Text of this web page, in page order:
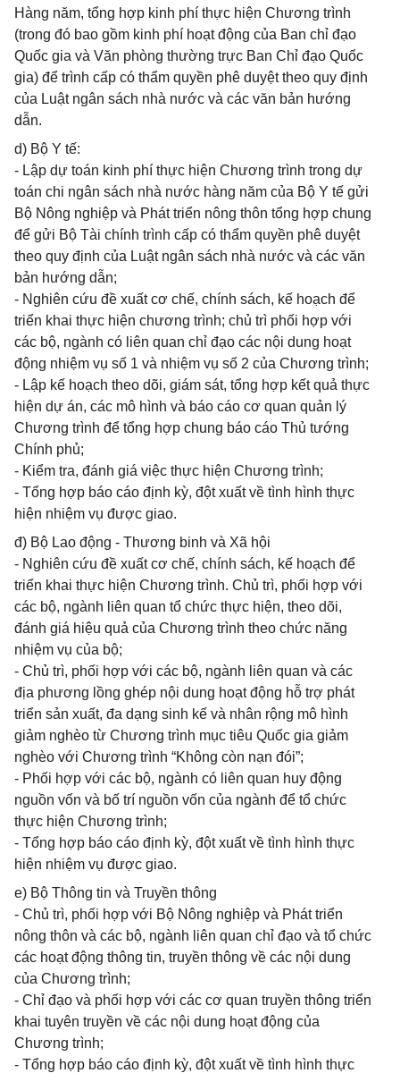
Hàng năm, tổng hợp kinh phí thực hiện Chương trình
(trong đó bao gồm kinh phí hoạt động của Ban chỉ đạo
Quốc gia và Văn phòng thường trực Ban Chỉ đạo Quốc
gia) để trình cấp có thẩm quyền phê duyệt theo quy định
của Luật ngân sách nhà nước và các văn bản hướng
dẫn.
d) Bộ Y tế:
- Lập dự toán kinh phí thực hiện Chương trình trong dự
toán chi ngân sách nhà nước hàng năm của Bộ Y tế gửi
Bộ Nông nghiệp và Phát triển nông thôn tổng hợp chung
để gửi Bộ Tài chính trình cấp có thẩm quyền phê duyệt
theo quy định của Luật ngân sách nhà nước và các văn
bản hướng dẫn;
- Nghiên cứu đề xuất cơ chế, chính sách, kế hoạch để
triển khai thực hiện chương trình; chủ trì phối hợp với
các bộ, ngành có liên quan chỉ đạo các nội dung hoạt
động nhiệm vụ số 1 và nhiệm vụ số 2 của Chương trình;
- Lập kế hoạch theo dõi, giám sát, tổng hợp kết quả thực
hiện dự án, các mô hình và báo cáo cơ quan quản lý
Chương trình để tổng hợp chung báo cáo Thủ tướng
Chính phủ;
- Kiểm tra, đánh giá việc thực hiện Chương trình;
- Tổng hợp báo cáo định kỳ, đột xuất về tình hình thực
hiện nhiệm vụ được giao.
đ) Bộ Lao động - Thương binh và Xã hội
- Nghiên cứu đề xuất cơ chế, chính sách, kế hoạch để
triển khai thực hiện Chương trình. Chủ trì, phối hợp với
các bộ, ngành liên quan tổ chức thực hiện, theo dõi,
đánh giá hiệu quả của Chương trình theo chức năng
nhiệm vụ của bộ;
- Chủ trì, phối hợp với các bộ, ngành liên quan và các
địa phương lồng ghép nội dung hoạt động hỗ trợ phát
triển sản xuất, đa dạng sinh kế và nhân rộng mô hình
giảm nghèo từ Chương trình mục tiêu Quốc gia giảm
nghèo với Chương trình “Không còn nạn đói”;
- Phối hợp với các bộ, ngành có liên quan huy động
nguồn vốn và bố trí nguồn vốn của ngành để tổ chức
thực hiện Chương trình;
- Tổng hợp báo cáo định kỳ, đột xuất về tình hình thực
hiện nhiệm vụ được giao.
e) Bộ Thông tin và Truyền thông
- Chủ trì, phối hợp với Bộ Nông nghiệp và Phát triển
nông thôn và các bộ, ngành liên quan chỉ đạo và tổ chức
các hoạt động thông tin, truyền thông về các nội dung
của Chương trình;
- Chỉ đạo và phối hợp với các cơ quan truyền thông triển
khai tuyên truyền về các nội dung hoạt động của
Chương trình;
- Tổng hợp báo cáo định kỳ, đột xuất về tình hình thực